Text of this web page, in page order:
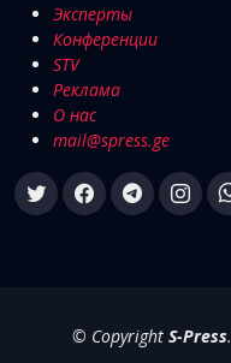
Эксперты
Конференции
STV
Реклама
О нас
mail@spress.ge
© Copyright S-Press.